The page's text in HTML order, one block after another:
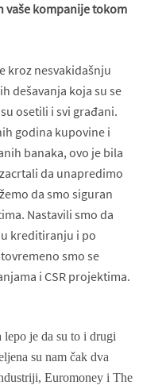
vaše kompanije tokom
kroz nesvakidašnju
dešavanja koja su se
osetili i svi građani.
godina kupovine i
banaka, ovo je bila
da unapredimo
da smo siguran
Nastavili smo da
kreditiranju i po
smo se
i CSR projektima.
lepo je da su to i drugi
su nam čak dva
Euromoney i The